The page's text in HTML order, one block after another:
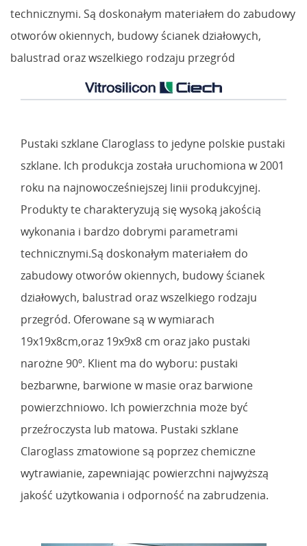
technicznymi. Są doskonałym materiałem do zabudowy
otworów okiennych, budowy ścianek działowych,
balustrad oraz wszelkiego rodzaju przegród
Pustaki szklane Claroglass to jedyne polskie pustaki
szklane. Ich produkcja została uruchomiona w 2001
roku na najnowocześniejszej linii produkcyjnej.
Produkty te charakteryzują się wysoką jakością
wykonania i bardzo dobrymi parametrami
technicznymi.Są doskonałym materiałem do
zabudowy otworów okiennych, budowy ścianek
działowych, balustrad oraz wszelkiego rodzaju
przegród. Oferowane są w wymiarach
19x19x8cm,oraz 19x9x8 cm oraz jako pustaki
narożne 90º. Klient ma do wyboru: pustaki
bezbarwne, barwione w masie oraz barwione
powierzchniowo. Ich powierzchnia może być
przeźroczysta lub matowa. Pustaki szklane
Claroglass zmatowione są poprzez chemiczne
wytrawianie, zapewniając powierzchni najwyższą
jakość użytkowania i odporność na zabrudzenia.